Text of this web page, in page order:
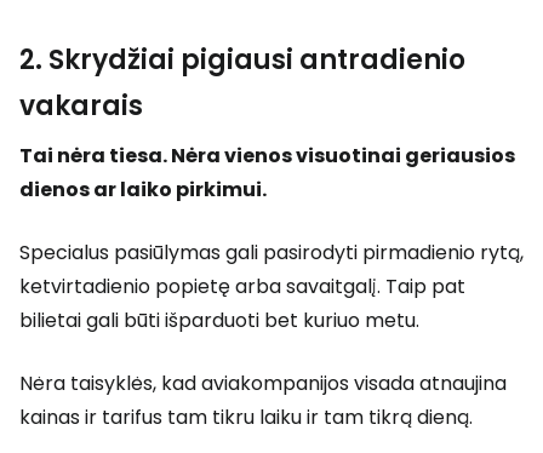
2. Skrydžiai pigiausi antradienio
vakarais
Tai nėra tiesa. Nėra vienos visuotinai geriausios
dienos ar laiko pirkimui.
Specialus pasiūlymas gali pasirodyti pirmadienio rytą,
ketvirtadienio popietę arba savaitgalį. Taip pat
bilietai gali būti išparduoti bet kuriuo metu.
Nėra taisyklės, kad aviakompanijos visada atnaujina
kainas ir tarifus tam tikru laiku ir tam tikrą dieną.